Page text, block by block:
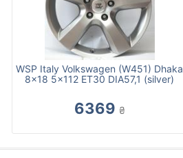
WSP Italy Volkswagen (W451) Dhaka
8x18 5x112 ET30 DIA57,1 (silver)
6369 ₴